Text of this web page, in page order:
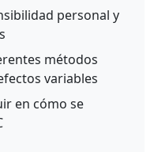
personal y
métodos
variables
en cómo se